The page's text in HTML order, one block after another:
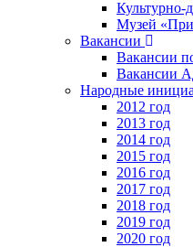
Культурно-
Музей
Вакансии
Вакансии
Вакансии
Народные
2012 год
2013 год
2014 год
2015 год
2016 год
2017 год
2018 год
2019 год
2020 год